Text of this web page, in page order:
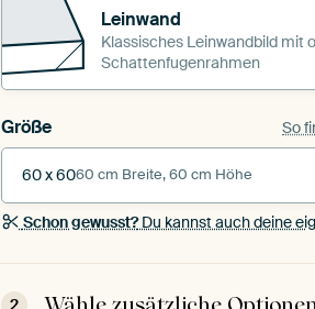
Leinwand
Klassisches Leinwandbild mit
Schattenfugenrahmen
Größe So
60 x 6060 cm Breite, 60 cm Höhe
Schon gewusst?Du kannst auch deine
2